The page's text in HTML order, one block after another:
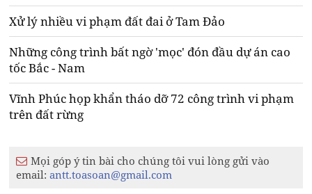
Xử lý nhiều vi phạm đất đai ở Tam Đảo
Những công trình bất ngờ 'mọc' đón đầu dự án cao
tốc Bắc - Nam
Vĩnh Phúc họp khẩn tháo dỡ 72 công trình vi phạm
trên đất rừng
Mọi góp ý tin bài cho chúng tôi vui lòng gửi vào
email:antt.toasoan@gmail.com